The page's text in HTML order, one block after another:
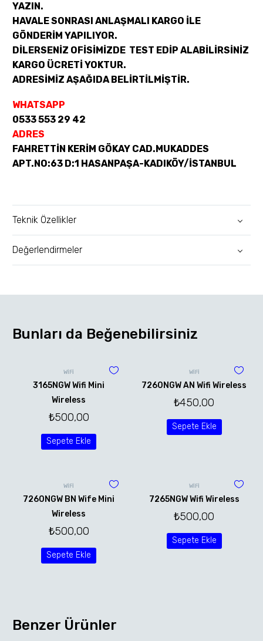
YAZIN.
HAVALE SONRASI ANLAŞMALI KARGO İLE
GÖNDERİM YAPILIYOR.
DİLERSENİZ OFİSİMİZDE TEST EDİP ALABİLİRSİNİZ
KARGO ÜCRETİ YOKTUR.
ADRESİMİZ AŞAĞIDA BELİRTİLMİŞTİR.
WHATSAPP
0533 553 29 42
ADRES
FAHRETTİN KERİM GÖKAY CAD.MUKADDES
APT.NO:63 D:1 HASANPAŞA-KADIKÖY/İSTANBUL
Teknik Özellikler
Değerlendirmeler
Bunları da Beğenebilirsiniz
WİFİ
3165NGW Wifi Mini
Wireless
₺500,00
Sepete Ekle
WİFİ
7260NGW AN Wifi Wireless
₺450,00
Sepete Ekle
WİFİ
7260NGW BN Wife Mini
Wireless
₺500,00
Sepete Ekle
WİFİ
7265NGW Wifi Wireless
₺500,00
Sepete Ekle
Benzer Ürünler